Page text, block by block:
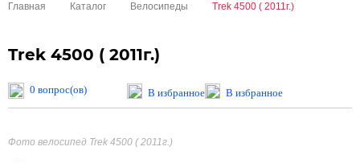
Главная Каталог Велосипеды Trek 4500 ( 2011г.)
Trek 4500 ( 2011г.)
0 вопрос(ов) В избранное В избранное
Фото велосипед Trek 4500 ( 2011г.)